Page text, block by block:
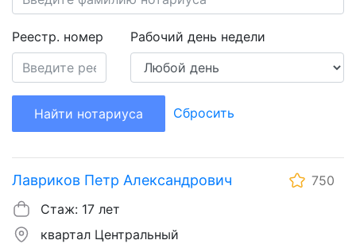
Реестр. номер Рабочий день недели
Найти нотариуса Сбросить
Лавриков Петр Александрович
750
Стаж: 17 лет
квартал Центральный